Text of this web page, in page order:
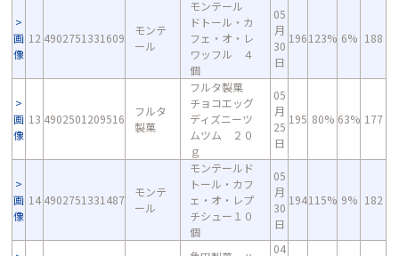
画
像
12 4902751331609
モンテ
ール
モンテール
ドトール・カ
フェ・オ・レ
ワッフル ４
個
05
月
30
日
196123% 6% 188
画
像
13 4902501209516
フルタ
製菓
フルタ製菓
チョコエッグ
ディズニーツ
ムツム ２０
ｇ
05
月
25
日
195 80% 63% 177
画
像
14 4902751331487
モンテ
ール
モンテールド
トール・カフ
ェ・オ・レプ
チシュー１０
個
05
月
30
日
194115% 9% 182
04